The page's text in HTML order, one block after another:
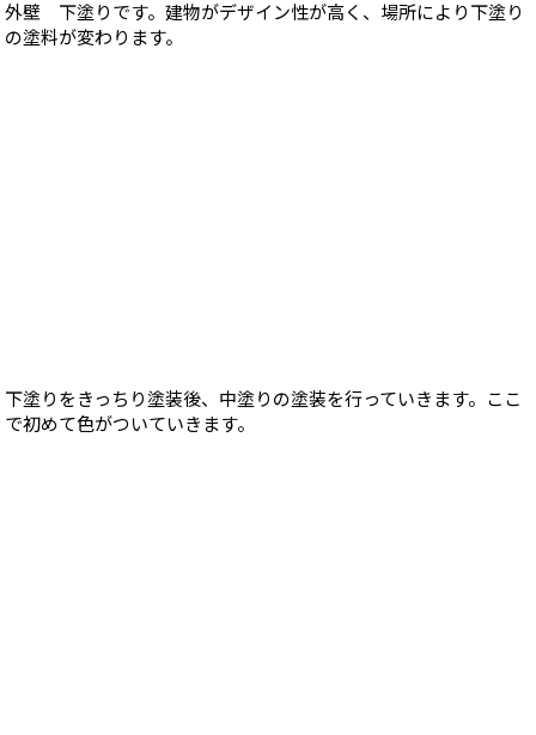
外壁 下塗りです。建物がデザイン性が高く、場所により下塗り
の塗料が変わります。
下塗りをきっちり塗装後、中塗りの塗装を行っていきます。ここ
で初めて色がついていきます。